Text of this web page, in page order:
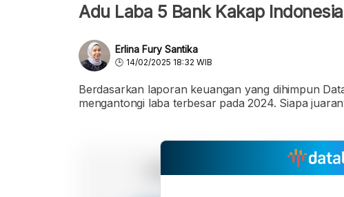
Adu Laba 5 Bank Kakap
Erlina Fury Santika
14/02/2025 18:32 WIB
Berdasarkan laporan keuangan yang dihimpun
mengantongi laba terbesar pada 2024. Siapa